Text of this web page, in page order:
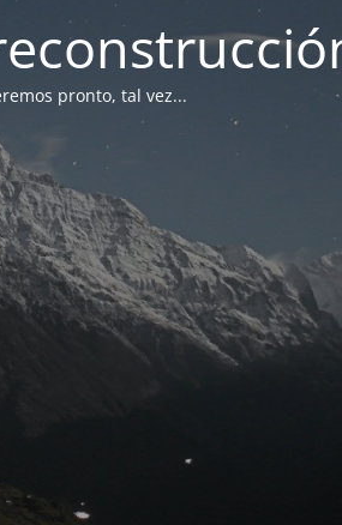
pronto, tal vez...